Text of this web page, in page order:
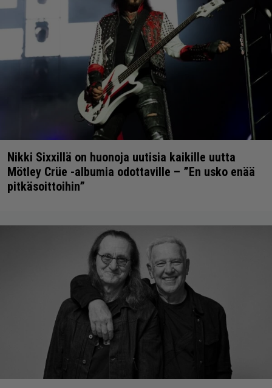
Nikki Sixxillä on huonoja uutisia kaikille uutta
Mötley Crüe -albumia odottaville – ”En usko enää
pitkäsoittoihin”